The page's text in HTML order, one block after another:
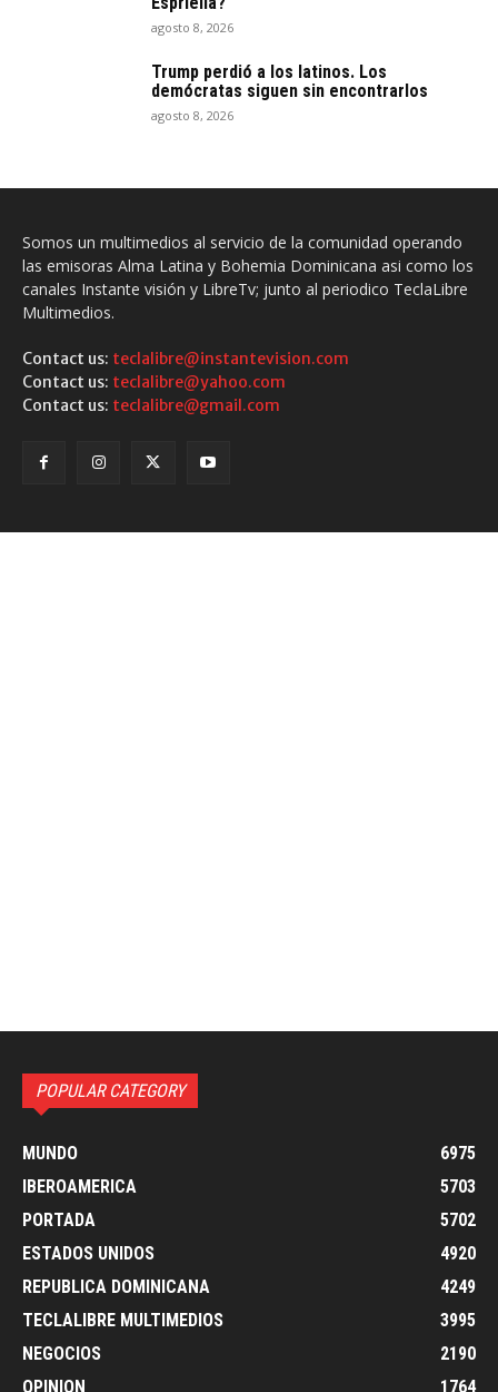
agosto 8, 2026
Trump perdió a los latinos. Los
demócratas siguen sin encontrarlos
agosto 8, 2026
Somos un multimedios al servicio de la comunidad operando
las emisoras Alma Latina y Bohemia Dominicana asi como los
canales Instante visión y LibreTv; junto al periodico TeclaLibre
Multimedios.
Contact us: teclalibre@instantevision.com
Contact us: teclalibre@yahoo.com
Contact us: teclalibre@gmail.com
POPULAR CATEGORY
MUNDO
6975
IBEROAMERICA
5703
PORTADA
5702
ESTADOS UNIDOS
4920
REPUBLICA DOMINICANA
4249
TECLALIBRE MULTIMEDIOS
3995
NEGOCIOS
2190
OPINION
1764